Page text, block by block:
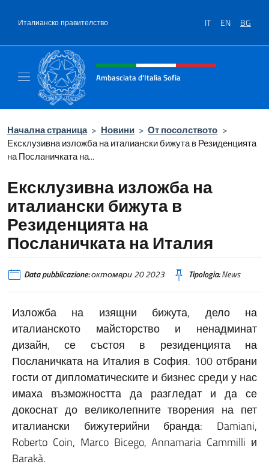
Италианско правителство IT EN BG
Intestazione sito, social e menù
Ambasciata d'Italia Sofia
Начална страница > Новини > От посолството >
Ексклузивна изложба на италиански бижута в Резиденцията
на Посланичката на...
Ексклузивна изложба на
италиански бижута в
Резиденцията на
Посланичката на Италия
Data pubblicazione:октомври 20 2023 Tipologia:News
Изложба на изящни бижута, дело на
италианското майсторство и ненадминат
дизайн, се състоя в резиденцията на
Посланичката на Италия в София. 100 отбрани
гости от дипломатическите и бизнес среди у нас
имаха възможността да разгледат и да се
докоснат до великолепните творения на пет
италиански бижутерийни бранда: Damiani,
Roberto Coin, Marco Bicego, Annamaria Cammilli и
Barakà.